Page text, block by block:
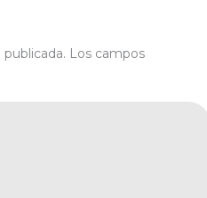
Los campos